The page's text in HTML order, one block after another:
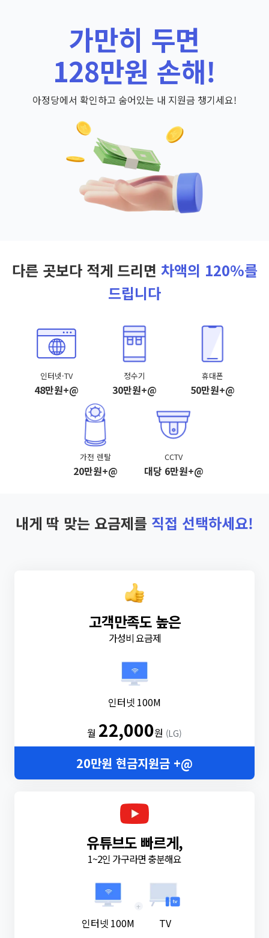
가만히 두면
128만원 손해!
아정당에서 확인하고 숨어있는 내 지원금 챙기세요!
다른 곳보다 적게 드리면 차액의 120%를
드립니다
인터넷·TV
48만원+@
정수기
30만원+@
휴대폰
50만원+@
가전 렌탈
20만원+@
CCTV
대당 6만원+@
내게 딱 맞는 요금제를 직접 선택하세요!
고객만족도 높은
가성비 요금제
인터넷 100M
월 22,000원 (LG)
20만원 현금지원금 +@
유튜브도 빠르게,
1~2인 가구라면 충분해요
인터넷 100M
+
TV